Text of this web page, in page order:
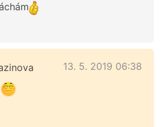
13. 5. 2019 06:38